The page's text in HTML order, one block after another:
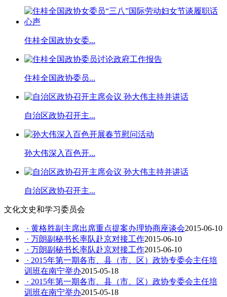
住桂全国政协女委...
住桂全国政协委员...
自治区政协召开主...
孙大伟深入百色开...
自治区政协召开主...
文化文史和学习委员会
· 黄格胜副主席出席重点提案办理协商座谈会2015-06-10
· 万朗副秘书长率队赴京对接工作2015-06-10
· 万朗副秘书长率队赴京对接工作2015-06-10
· 2015年第一期各市、县（市、区）政协专委会主任培
训班在南宁举办2015-05-18
· 2015年第一期各市、县（市、区）政协专委会主任培
训班在南宁举办2015-05-18